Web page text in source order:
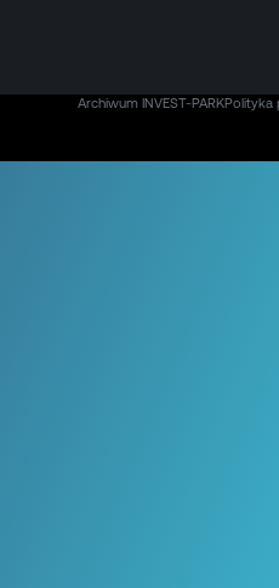
Archiwum INVEST-PARKPolityka